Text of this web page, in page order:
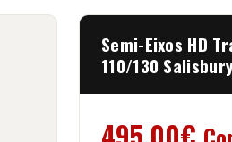
Semi-Eixos HD
110/130